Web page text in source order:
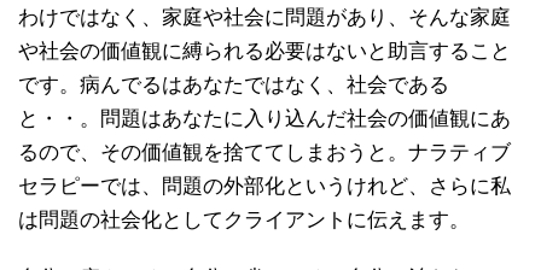
わけではなく、家庭や社会に問題があり、そんな家庭
や社会の価値観に縛られる必要はないと助言すること
です。病んでるはあなたではなく、社会である
と・・。問題はあなたに入り込んだ社会の価値観にあ
るので、その価値観を捨ててしまおうと。ナラティブ
セラピーでは、問題の外部化というけれど、さらに私
は問題の社会化としてクライアントに伝えます。